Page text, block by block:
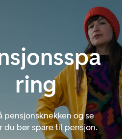
ring
pensjonsknekken og se
du bør spare til pensjon.